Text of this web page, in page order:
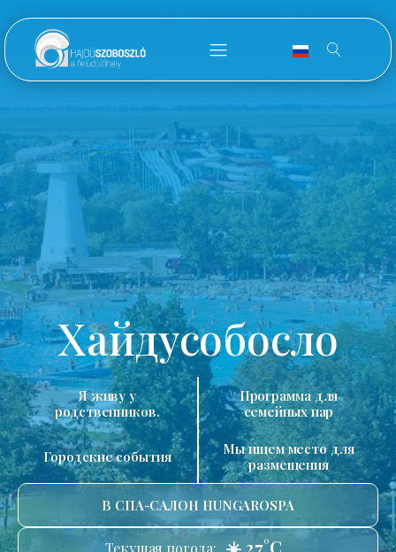
Хайдусобосло
Я живу у
родственников.
Программа для
семейных пар
Городские события
Мы ищем место для
размещения
В СПА-САЛОН HUNGAROSPA
Текущая погода: ☀️ 27°C